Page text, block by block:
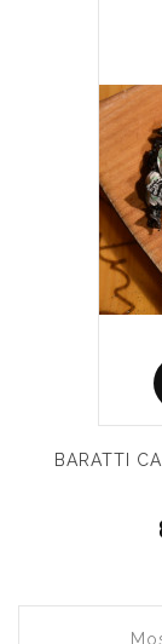
BARATTI